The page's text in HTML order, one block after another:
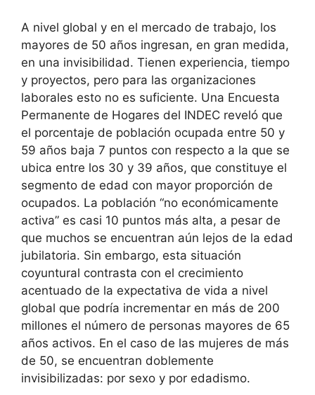
A nivel global y en el mercado de trabajo, los
mayores de 50 años ingresan, en gran medida,
en una invisibilidad. Tienen experiencia, tiempo
y proyectos, pero para las organizaciones
laborales esto no es suficiente. Una Encuesta
Permanente de Hogares del INDEC reveló que
el porcentaje de población ocupada entre 50 y
59 años baja 7 puntos con respecto a la que se
ubica entre los 30 y 39 años, que constituye el
segmento de edad con mayor proporción de
ocupados. La población “no económicamente
activa” es casi 10 puntos más alta, a pesar de
que muchos se encuentran aún lejos de la edad
jubilatoria. Sin embargo, esta situación
coyuntural contrasta con el crecimiento
acentuado de la expectativa de vida a nivel
global que podría incrementar en más de 200
millones el número de personas mayores de 65
años activos. En el caso de las mujeres de más
de 50, se encuentran doblemente
invisibilizadas: por sexo y por edadismo.